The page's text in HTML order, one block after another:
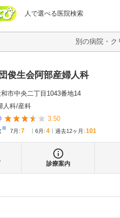
人で選べる医院検索
病院なび
俊生会阿部産婦人科
市中央二丁目1043番地14
人科 産科
3.50
※ 7月 : 7 6月 : 4 過去12ヶ月: 101
診療案内